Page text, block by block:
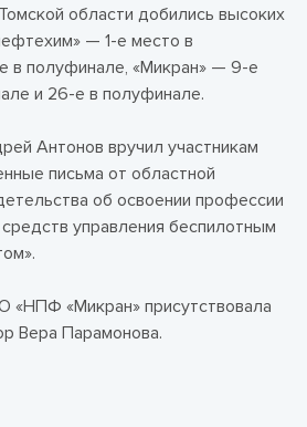
области добились высоких
— 1-е место в
в полуфинале, «Микран» — 9-е
и 26-е в полуфинале.
Антонов вручил участникам
письма от областной
об освоении профессии
управления беспилотным
«НПФ «Микран» присутствовала
Вера Парамонова.